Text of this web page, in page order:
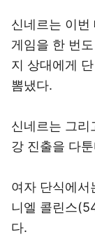
신네르는 이번
게임을 한 번
지 상대에게
뽐냈다.
신네르는 그리
강 진출을 다
여자 단식에서
니엘 콜린스
다.